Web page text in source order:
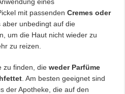
mit passendenCremes oder
aber unbedingt auf die
um die Haut nicht wieder zu
zu reizen.
zu finden, dieweder Parfüme
. Am besten geeignet sind
der Apotheke, die auf den